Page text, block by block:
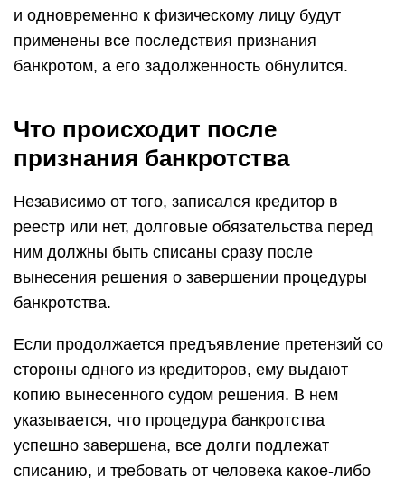
и одновременно к физическому лицу будут
применены все последствия признания
банкротом, а его задолженность обнулится.
Что происходит после
признания банкротства
Независимо от того, записался кредитор в
реестр или нет, долговые обязательства перед
ним должны быть списаны сразу после
вынесения решения о завершении процедуры
банкротства.
Если продолжается предъявление претензий со
стороны одного из кредиторов, ему выдают
копию вынесенного судом решения. В нем
указывается, что процедура банкротства
успешно завершена, все долги подлежат
списанию, и требовать от человека какое-либо